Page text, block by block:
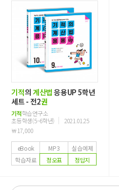
기적의계산법응용UP 5학년
세트 - 전2권
기적학습연구소
초등학생(5~6학년)
2021.01.25
￦17,000
eBook MP3
실습예제
학습자료
정오표 정답지